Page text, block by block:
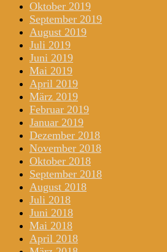
Oktober 2019
September 2019
August 2019
Juli 2019
Juni 2019
Mai 2019
April 2019
März 2019
Februar 2019
Januar 2019
Dezember 2018
November 2018
Oktober 2018
September 2018
August 2018
Juli 2018
Juni 2018
Mai 2018
April 2018